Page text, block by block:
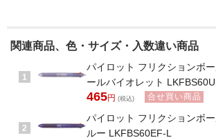
関連商品、色・サイズ・入数違い商品
1
パイロット フリクションボ
ールバイオレット
465円 (税込) 合せ買い商品
2
パイロット フリクションボ
ルー LKFBS60EF-L